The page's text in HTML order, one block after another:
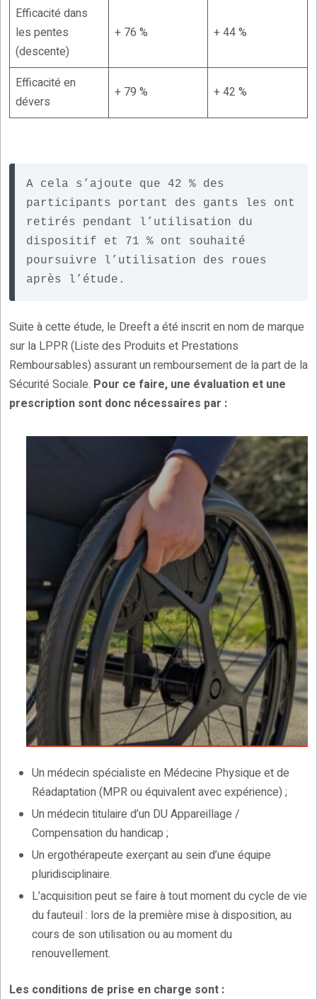
Efficacité dans
les pentes
(descente)
+ 76 % + 44 %
Efficacité en
dévers
+ 79 % + 42 %
A cela s’ajoute que 42 % des
participants portant des gants les ont
retirés pendant l’utilisation du
dispositif et 71 % ont souhaité
poursuivre l’utilisation des roues
après l’étude.
Suite à cette étude, le Dreeft a été inscrit en nom de marque
sur la LPPR (Liste des Produits et Prestations
Remboursables) assurant un remboursement de la part de la
Sécurité Sociale. Pour ce faire, une évaluation et une
prescription sont donc nécessaires par :
Un médecin spécialiste en Médecine Physique et de
Réadaptation (MPR ou équivalent avec expérience) ;
Un médecin titulaire d’un DU Appareillage /
Compensation du handicap ;
Un ergothérapeute exerçant au sein d’une équipe
pluridisciplinaire.
L’acquisition peut se faire à tout moment du cycle de vie
du fauteuil : lors de la première mise à disposition, au
cours de son utilisation ou au moment du
renouvellement.
Les conditions de prise en charge sont :